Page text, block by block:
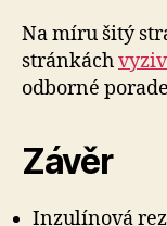
Na míru šitý
stránkách
odborné
Závěr
Inzulínová